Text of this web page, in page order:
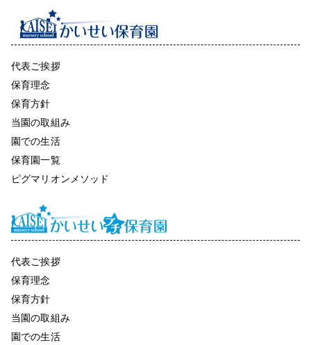
代表ご挨拶
保育理念
保育方針
当園の取組み
園での生活
保育園一覧
ピグマリオンメソッド
代表ご挨拶
保育理念
保育方針
当園の取組み
園での生活